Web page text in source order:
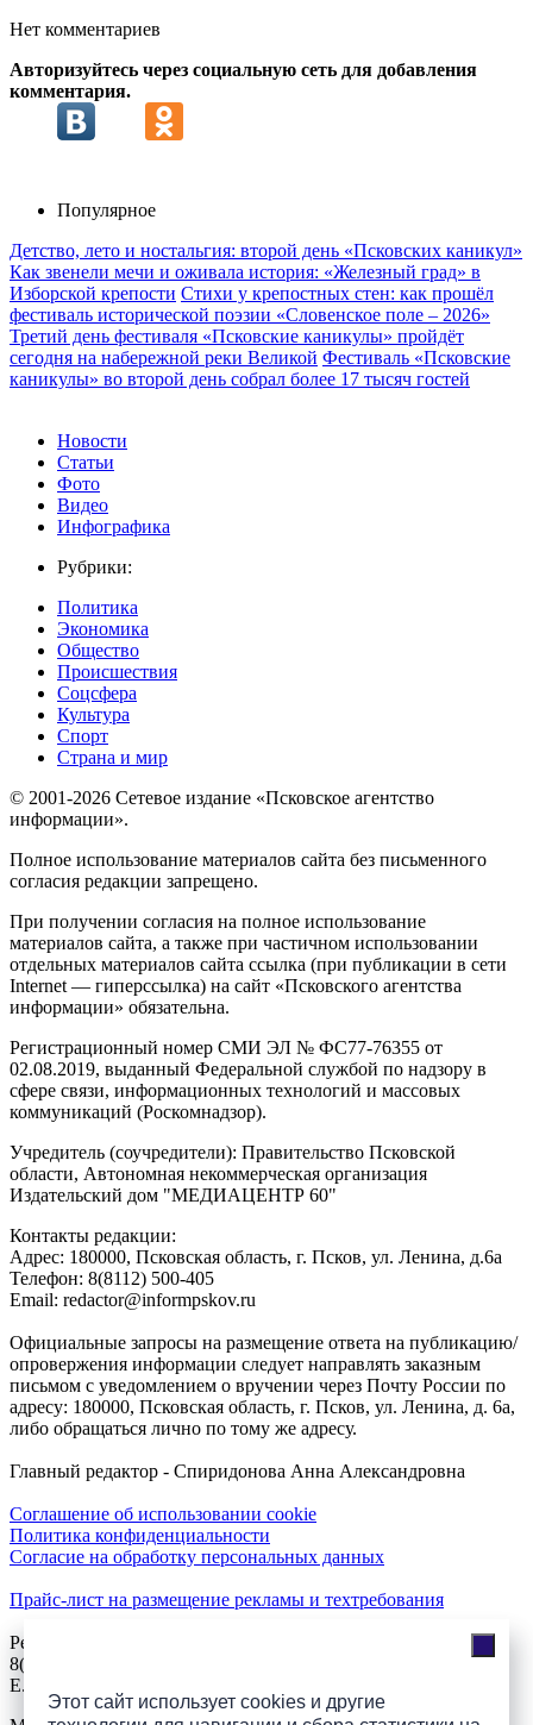
Этот сайт использует cookies и другие
Нет комментариев
Авторизуйтесь через социальную сеть для добавления
комментария.
Популярное
Детство, лето и ностальгия: второй день «Псковских каникул»
Как звенели мечи и оживала история: «Железный град» в
Изборской крепости Стихи у крепостных стен: как прошёл
фестиваль исторической поэзии «Словенское поле – 2026»
Третий день фестиваля «Псковские каникулы» пройдёт
сегодня на набережной реки Великой Фестиваль «Псковские
каникулы» во второй день собрал более 17 тысяч гостей
Новости
Статьи
Фото
Видео
Инфографика
Рубрики:
Политика
Экономика
Общество
Происшествия
Соцсфера
Культура
Спорт
Страна и мир
© 2001-2026 Сетевое издание «Псковское агентство
информации».
Полное использование материалов сайта без письменного
согласия редакции запрещено.
При получении согласия на полное использование
материалов сайта, а также при частичном использовании
отдельных материалов сайта ссылка (при публикации в сети
Internet — гиперссылка) на сайт «Псковского агентства
информации» обязательна.
Регистрационный номер СМИ ЭЛ № ФС77-76355 от
02.08.2019, выданный Федеральной службой по надзору в
сфере связи, информационных технологий и массовых
коммуникаций (Роскомнадзор).
Учредитель (соучредители): Правительство Псковской
области, Автономная некоммерческая организация
Издательский дом "МЕДИАЦЕНТР 60"
Контакты редакции:
Адреc: 180000, Псковская область, г. Псков, ул. Ленина, д.6а
Телефон: 8(8112) 500-405
Email: redactor@informpskov.ru
Официальные запросы на размещение ответа на публикацию/
опровержения информации следует направлять заказным
письмом с уведомлением о вручении через Почту России по
адресу: 180000, Псковская область, г. Псков, ул. Ленина, д. 6а,
либо обращаться лично по тому же адресу.
Главный редактор - Спиридонова Анна Александровна
Соглашение об использовании cookie
Политика конфиденциальности
Согласие на обработку персональных данных
Прайс-лист на размещение рекламы и техтребования
Реклама на сайте
8(921)508-52-62, телефон 8(8112) 500-131
E.Sezeikina@mhpsk.ru